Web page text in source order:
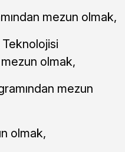
mezun olmak,
Teknolojisi
olmak,
mezun
olmak,